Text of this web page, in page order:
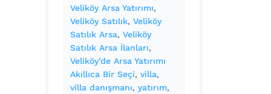
Veliköy Arsa Yatırımı
Veliköy Satılık, Veliköy
Satılık Arsa, Veliköy
Satılık Arsa İlanları
Veliköy’de Arsa Yatırımı
Akıllıca Bir Seçi, villa
villa danışmanı, yatırım